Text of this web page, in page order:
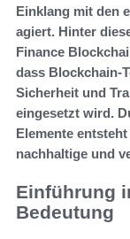
Einklang mit den
agiert. Hinter
Finance
dass Blockchain-
Sicherheit und
eingesetzt wird.
Elemente
nachhaltige und
Einführung
Bedeutung